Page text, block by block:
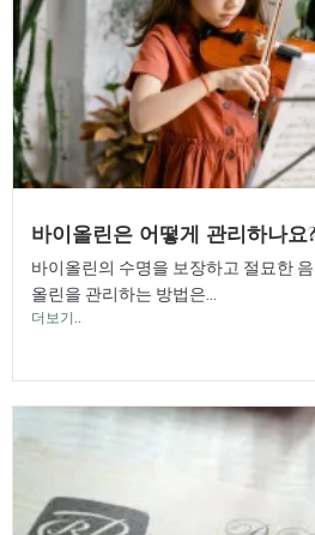
바이올린은 어떻게 관리하나요?
바이올린의 수명을 보장하고 절묘한
올린을 관리하는 방법은...
더보기..